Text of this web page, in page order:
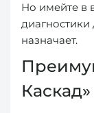
Но имейте в
диагностики
назначает.
Каскад»